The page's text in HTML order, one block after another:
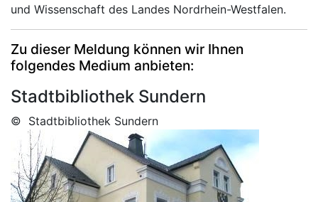
und Wissenschaft des Landes Nordrhein-Westfalen.
Zu dieser Meldung können wir Ihnen
folgendes Medium anbieten:
Stadtbibliothek Sundern
© Stadtbibliothek Sundern